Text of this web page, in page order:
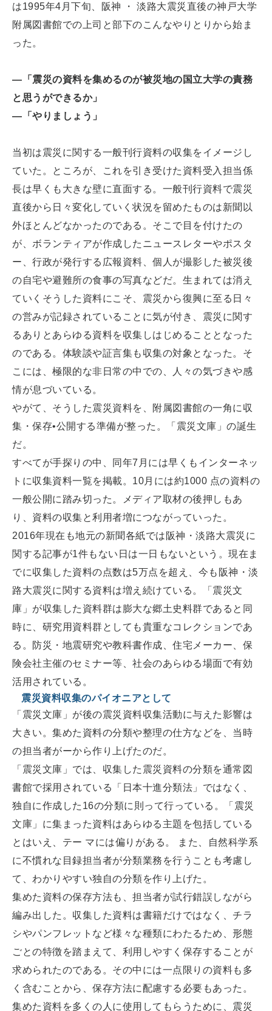
は1995年4月下旬、阪神 ・ 淡路大震災直後の神戸大学
附属図書館での上司と部下のこんなやりとりから始ま
った。
―「震災の資料を集めるのが被災地の国立大学の責務
と思うができるか」
―「やりましょう」
当初は震災に関する一般刊行資料の収集をイメージし
ていた。ところが、これを引き受けた資料受入担当係
長は早くも大きな壁に直面する。一般刊行資料で震災
直後から日々変化していく状況を留めたものは新聞以
外ほとんどなかったのである。そこで目を付けたの
が、ボランティアが作成したニュースレターやポスタ
ー、行政が発行する広報資料、個人が撮影した被災後
の自宅や避難所の食事の写真などだ。生まれては消え
ていくそうした資料にこそ、震災から復興に至る日々
の営みが記録されていることに気が付き、震災に関す
るありとあらゆる資料を収集しはじめることとなった
のである。体験談や証言集も収集の対象となった。そ
こには、極限的な非日常の中での、人々の気づきや感
情が息づいている。
やがて、そうした震災資料を、附属図書館の一角に収
集・保存•公開する準備が整った。「震災文庫」の誕生
だ。
すべてが手探りの中、同年7月には早くもインターネッ
トに収集資料一覧を掲載。10月には約1000 点の資料の
一般公開に踏み切った。メディア取材の後押しもあ
り、資料の収集と利用者増につながっていった。
2016年現在も地元の新聞各紙では阪神・淡路大震災に
関する記事が1件もない日は一日もないという。現在ま
でに収集した資料の点数は5万点を超え、今も阪神・淡
路大震災に関する資料は増え続けている。「震災文
庫」が収集した資料群は膨大な郷土史料群であると同
時に、研究用資料群としても貴重なコレクションであ
る。防災・地震研究や教科書作成、住宅メーカー、保
険会社主催のセミナー等、社会のあらゆる場面で有効
活用されている。
震災資料収集のパイオニアとして
「震災文庫」が後の震災資料収集活動に与えた影響は
大きい。集めた資料の分類や整理の仕方などを、当時
の担当者がーから作り上げたのだ。
「震災文庫」では、収集した震災資料の分類を通常図
書館で採用されている「日本十進分類法」ではなく、
独自に作成した16の分類に則って行っている。「震災
文庫」に集まった資料はあらゆる主題を包括している
とはいえ、テー マには偏りがある。 また、自然科学系
に不慣れな目録担当者が分類業務を行うことも考慮し
て、わかりやすい独自の分類を作り上げた。
集めた資料の保存方法も、担当者が試行錯誤しながら
編み出した。収集した資料は書籍だけではなく、チラ
シやパンフレットなど様々な種類にわたるため、形態
ごとの特徴を踏まえて、利用しやすく保存することが
求められたのである。その中には一点限りの資料も多
く含むことから、保存方法に配慮する必要もあった。
集めた資料を多くの人に使用してもらうために、震災